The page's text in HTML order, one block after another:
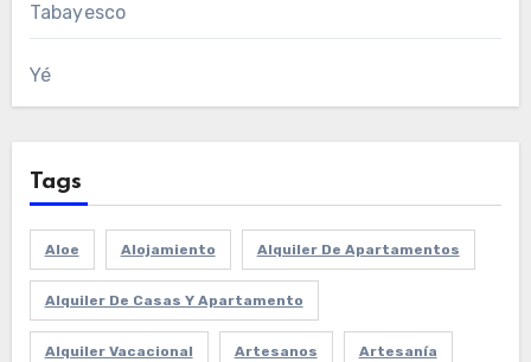
Tabayesco
Yé
Tags
Aloe Alojamiento Alquiler De Apartamentos
Alquiler De Casas Y Apartamento
Alquiler Vacacional Artesanos Artesanía